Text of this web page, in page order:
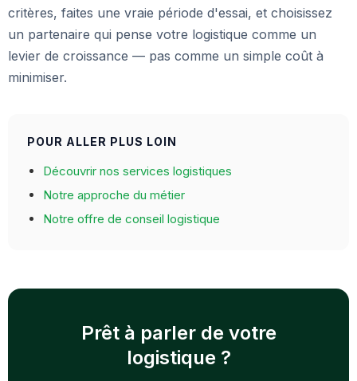
critères, faites une vraie période d'essai, et choisissez
un partenaire qui pense votre logistique comme un
levier de croissance — pas comme un simple coût à
minimiser.
POUR ALLER PLUS LOIN
Découvrir nos services logistiques
Notre approche du métier
Notre offre de conseil logistique
Prêt à parler de votre
logistique ?